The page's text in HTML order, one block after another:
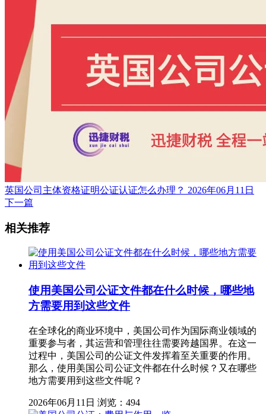
英国公司主体资格证明公证认证怎么办理？ 2026年06月11日
下一篇
相关推荐
使用美国公司公证文件都在什么时候，哪些地
方需要用到这些文件
在全球化的商业环境中，美国公司作为国际商业领域的
重要参与者，其运营和管理往往需要跨越国界。在这一
过程中，美国公司的公证文件发挥着至关重要的作用。
那么，使用美国公司公证文件都在什么时候？又在哪些
地方需要用到这些文件呢？
2026年06月11日 浏览：494